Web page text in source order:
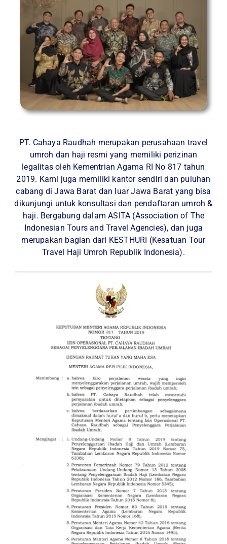
PT. Cahaya Raudhah merupakan perusahaan travel
umroh dan haji resmi yang memiliki perizinan
legalitas oleh Kementrian Agama RI No 817 tahun
2019. Kami juga memiliki kantor sendiri dan puluhan
cabang di Jawa Barat dan luar Jawa Barat yang bisa
dikunjungi untuk konsultasi dan pendaftaran umroh &
haji. Bergabung dalam ASITA (Association of The
Indonesian Tours and Travel Agencies), dan juga
merupakan bagian dari KESTHURI (Kesatuan Tour
Travel Haji Umroh Republik Indonesia).